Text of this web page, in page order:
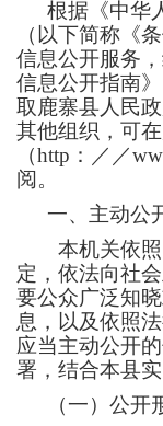
根据《中华
（以下简称《
信息公开服务
信息公开指南
取鹿寨县人民
其他组织，可
（http：／／
阅。
一、主动
本机关依
定，依法向社
要公众广泛知
息，以及依照
应当主动公开
署，结合本县
（一）公开